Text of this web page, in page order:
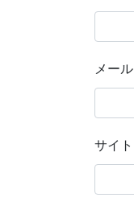
メール
サイト